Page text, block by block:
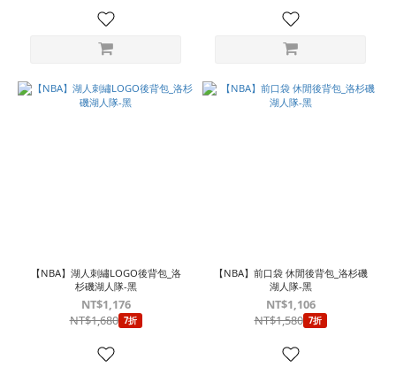
【NBA】湖人刺繡LOGO後背包_洛
杉磯湖人隊-黑
NT$1,176
NT$1,680 7折
【NBA】前口袋 休閒後背包_洛杉磯
湖人隊-黑
NT$1,106
NT$1,580 7折